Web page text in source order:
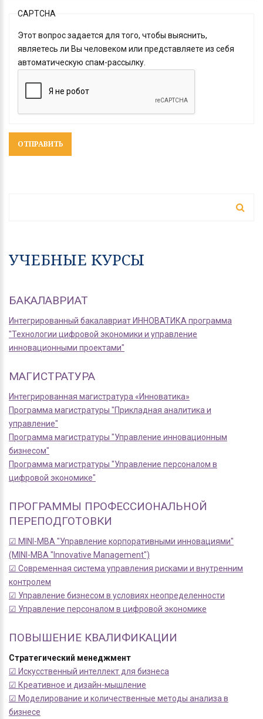
CAPTCHA
Этот вопрос задается для того, чтобы выяснить,
являетесь ли Вы человеком или представляете из себя
автоматическую спам-рассылку.
УЧЕБНЫЕ КУРСЫ
БАКАЛАВРИАТ
Интегрированный бакалавриат ИННОВАТИКА программа
"Технологии цифровой экономики и управление
инновационными проектами"
МАГИСТРАТУРА
Интегрированная магистратура «Инноватика»
Программа магистратуры "Прикладная аналитика и
управление"
Программа магистратуры "Управление инновационным
бизнесом"
Программа магистратуры "Управление персоналом в
цифровой экономике"
ПРОГРАММЫ ПРОФЕССИОНАЛЬНОЙ
ПЕРЕПОДГОТОВКИ
☑ MINI-MBA "Управление корпоративными инновациями"
(MINI-MBA "Innovative Management")
☑ Современная система управления рисками и внутренним
контролем
☑ Управление бизнесом в условиях неопределенности
☑ Управление персоналом в цифровой экономике
ПОВЫШЕНИЕ КВАЛИФИКАЦИИ
Стратегический менеджмент
☑ Искусственный интеллект для бизнеса
☑ Креативное и дизайн-мышление
☑ Моделирование и количественные методы анализа в
бизнесе